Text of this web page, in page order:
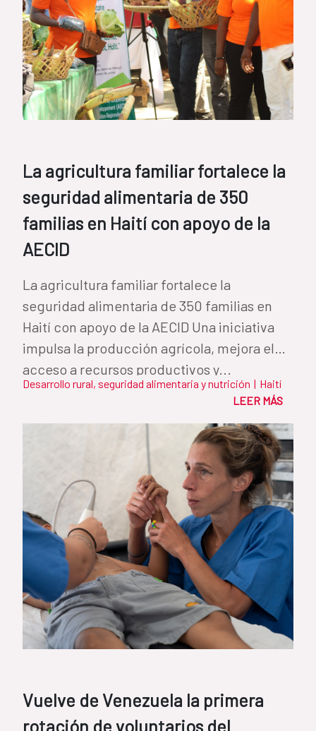
La agricultura familiar fortalece la
seguridad alimentaria de 350
familias en Haití con apoyo de la
AECID
La agricultura familiar fortalece la
seguridad alimentaria de 350 familias en
Haití con apoyo de la AECID Una iniciativa
impulsa la producción agrícola, mejora el
acceso a recursos productivos y...
Desarrollo rural, seguridad alimentaria y nutrición | Haití
LEER MÁS
Vuelve de Venezuela la primera
rotación de voluntarios del